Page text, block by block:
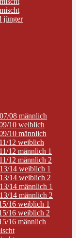
jünger
08 männlich
10 weiblich
10 männlich
12 weiblich
12 männlich 1
12 männlich 2
14 weiblich 1
14 weiblich 2
14 männlich 1
14 männlich 2
16 weiblich 1
16 weiblich 2
16 männlich